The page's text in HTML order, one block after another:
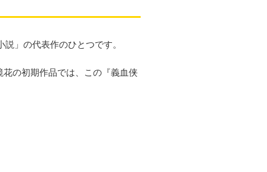
」の代表作のひとつです。
の初期作品では、この『義血侠